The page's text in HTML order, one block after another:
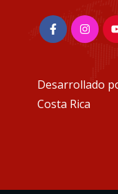
Desarrollado
Costa Rica